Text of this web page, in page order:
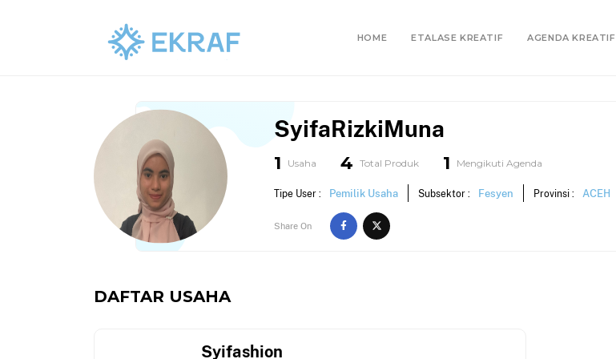
HOME ETALASE KREATIF AGENDA KREATIF
SyifaRizkiMuna
1 Usaha 4 Total Produk 1 Mengikuti Agenda
Tipe User : Pemilik Usaha Subsektor : Fesyen Provinsi : ACEH
Share On
DAFTAR USAHA
Syifashion